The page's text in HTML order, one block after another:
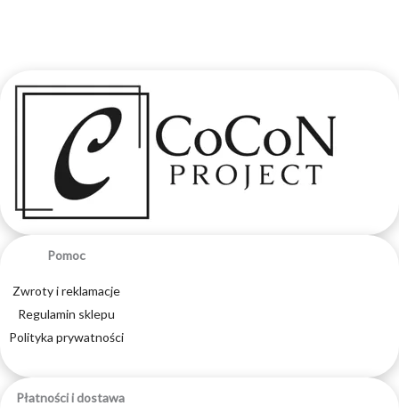
Pomoc
Zwroty i reklamacje
Regulamin sklepu
Polityka prywatności
Płatności i dostawa